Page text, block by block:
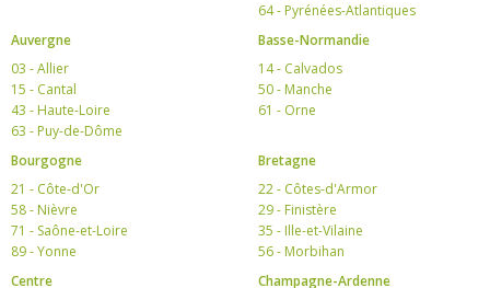
64 - Pyrénées-Atlantiques
Auvergne
03 - Allier
15 - Cantal
43 - Haute-Loire
63 - Puy-de-Dôme
Basse-Normandie
14 - Calvados
50 - Manche
61 - Orne
Bourgogne
21 - Côte-d'Or
58 - Nièvre
71 - Saône-et-Loire
89 - Yonne
Bretagne
22 - Côtes-d'Armor
29 - Finistère
35 - Ille-et-Vilaine
56 - Morbihan
Centre
Champagne-Ardenne